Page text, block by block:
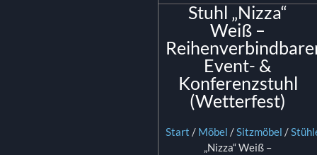
Stuhl „Nizza“
Weiß –
Event- &
Konferenzstuhl
(Wetterfest)
Start / Möbel /Sitzmöbel /
„Nizza“ Weiß –